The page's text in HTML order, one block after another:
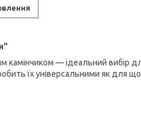
камінчиком — ідеальний вибір
їх універсальними як для